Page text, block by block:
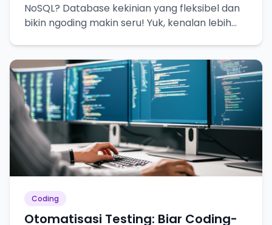
NoSQL? Database kekinian yang fleksibel dan
bikin ngoding makin seru! Yuk, kenalan lebih
Coding
Otomatisasi Testing: Biar Coding-